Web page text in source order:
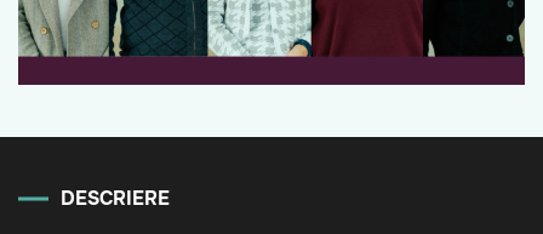
DESCRIERE